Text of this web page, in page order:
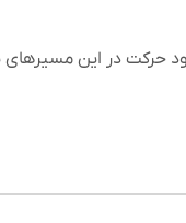
حرکت در این